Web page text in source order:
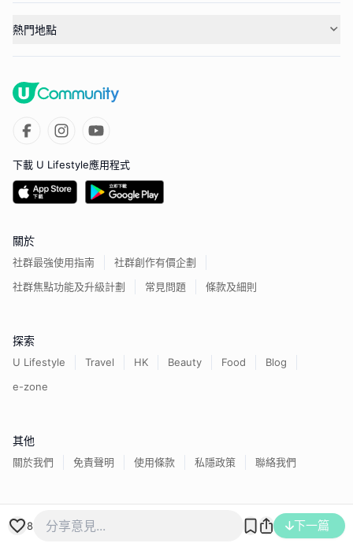
8 下一篇
熱門地點
下載 U Lifestyle應用程式
關於
社群最強使用指南
社群創作有價企劃
社群焦點功能及升級計劃
常見問題 條款及細則
探索
U Lifestyle Travel HK Beauty Food
Blog
e-zone
其他
關於我們 免責聲明 使用條款 私隱政策 聯絡我們
香港經濟日報版權所有©